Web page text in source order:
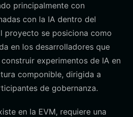
principalmente con
con la IA dentro del
proyecto se posiciona como
en los desarrolladores que
experimentos de IA en
componible, dirigida a
de gobernanza.
en la EVM, requiere una